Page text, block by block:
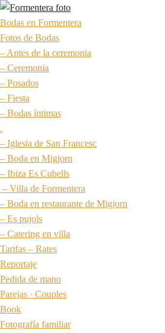
Bodas en Formentera
Fotos de Bodas
– Antes de la ceremonia
– Ceremonia
– Posados
– Fiesta
– Bodas íntimas
.
– Iglesia de San Francesc
– Boda en Migjorn
– Ibiza Es Cubells
– Villa de Formentera
– Boda en restaurante de Migjorn
– Es pujols
– Catering en villa
Tarifas – Rates
Reportaje
Pedida de mano
Parejas · Couples
Book
Fotografía familiar